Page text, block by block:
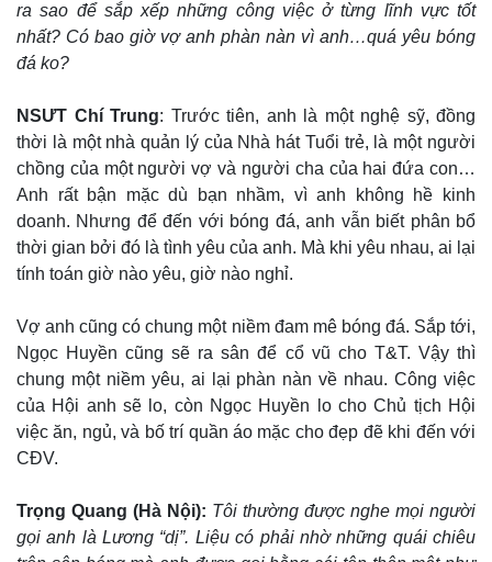
ra sao để sắp xếp những công việc ở từng lĩnh vực tốt
nhất? Có bao giờ vợ anh phàn nàn vì anh…quá yêu bóng
đá ko?
NSƯT Chí Trung: Trước tiên, anh là một nghệ sỹ, đồng
thời là một nhà quản lý của Nhà hát Tuổi trẻ, là một người
chồng của một người vợ và người cha của hai đứa con…
Anh rất bận mặc dù bạn nhầm, vì anh không hề kinh
doanh. Nhưng để đến với bóng đá, anh vẫn biết phân bổ
thời gian bởi đó là tình yêu của anh. Mà khi yêu nhau, ai lại
tính toán giờ nào yêu, giờ nào nghỉ.
Vợ anh cũng có chung một niềm đam mê bóng đá. Sắp tới,
Ngọc Huyền cũng sẽ ra sân để cổ vũ cho T&T. Vậy thì
chung một niềm yêu, ai lại phàn nàn về nhau. Công việc
của Hội anh sẽ lo, còn Ngọc Huyền lo cho Chủ tịch Hội
việc ăn, ngủ, và bố trí quần áo mặc cho đẹp đẽ khi đến với
CĐV.
Trọng Quang (Hà Nội): Tôi thường được nghe mọi người
gọi anh là Lương “dị”. Liệu có phải nhờ những quái chiêu